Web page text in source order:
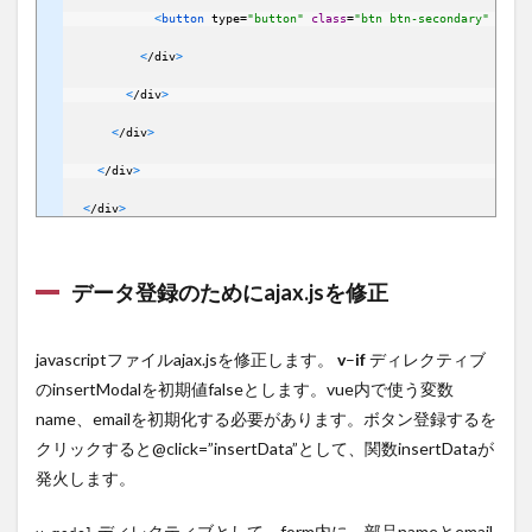
<button type="button" class="btn btn-secondary"
</div>
</div>
</div>
</div>
</div>
データ登録のためにajax.jsを修正
javascriptファイルajax.jsを修正します。 v–ifディレクティブ
のinsertModalを初期値falseとします。vue内で使う変数
name、emailを初期化する必要があります。ボタン登録するを
クリックすると@click=”insertData”として、関数insertDataが
発火します。